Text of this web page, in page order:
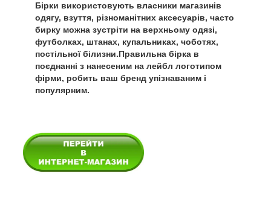
Бірки використовують власники магазинів
одягу, взуття, різноманітних аксесуарів, часто
бирку можна зустріти на верхньому одязі,
футболках, штанах, купальниках, чоботях,
постільної білизни.Правильна бірка в
поєднанні з нанесеним на лейбл логотипом
фірми, робить ваш бренд упізнаваним і
популярним.